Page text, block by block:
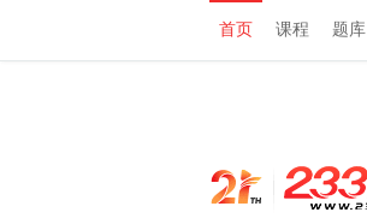
首页 课程 题库
首页 课程 题库